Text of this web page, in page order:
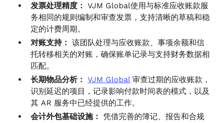
发票处理精度： VJM Global使用与标准应收账款服
务相同的规则编制和审查发票，支持清晰的草稿和稳
定的计费周期。
对账支持： 该团队处理与应收账款、事项余额和信
托转移相关的对账，确保账单记录与支持财务数据相
匹配。
长期物品分析： VJM Global审查过期的应收账款，
识别延迟的项目，记录影响付款时间表的模式，以及
其 AR 服务中已经提供的工作。
会计外包基础设施： 凭借完善的簿记、报告和合规